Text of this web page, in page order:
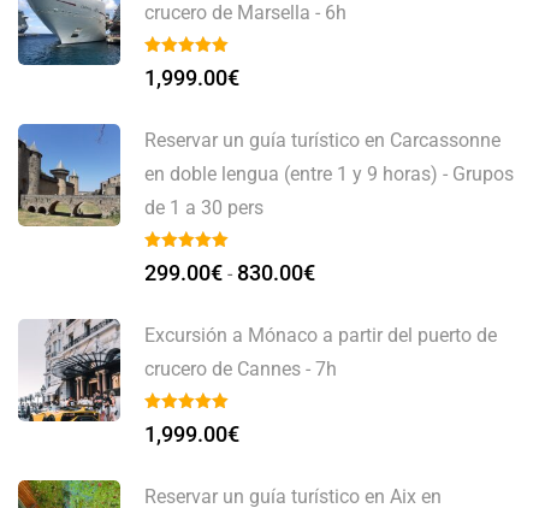
crucero de Marsella - 6h
1,999.00€
Reservar un guía turístico en Carcassonne
en doble lengua (entre 1 y 9 horas) - Grupos
de 1 a 30 pers
299.00€ - 830.00€
Excursión a Mónaco a partir del puerto de
crucero de Cannes - 7h
1,999.00€
Reservar un guía turístico en Aix en